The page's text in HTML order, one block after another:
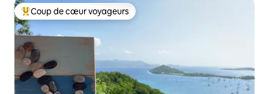
Coups de cœur voyageurs les plus appréciés
Coup de cœur voyageurs